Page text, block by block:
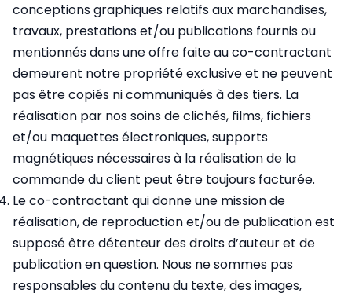
conceptions graphiques relatifs aux marchandises,
travaux, prestations et/ou publications fournis ou
mentionnés dans une offre faite au co-contractant
demeurent notre propriété exclusive et ne peuvent
pas être copiés ni communiqués à des tiers. La
réalisation par nos soins de clichés, films, fichiers
et/ou maquettes électroniques, supports
magnétiques nécessaires à la réalisation de la
commande du client peut être toujours facturée.
Le co-contractant qui donne une mission de
réalisation, de reproduction et/ou de publication est
supposé être détenteur des droits d’auteur et de
publication en question. Nous ne sommes pas
responsables du contenu du texte, des images,